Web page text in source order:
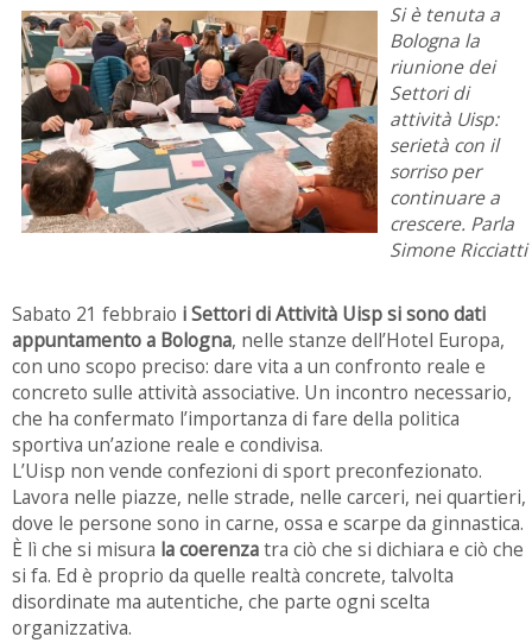
Si è tenuta a
Bologna la
riunione dei
Settori di
attività Uisp:
serietà con il
sorriso per
continuare a
crescere. Parla
Simone Ricciatti
Sabato 21 febbraio i Settori di Attività Uisp si sono dati
appuntamento a Bologna, nelle stanze dell’Hotel Europa,
con uno scopo preciso: dare vita a un confronto reale e
concreto sulle attività associative. Un incontro necessario,
che ha confermato l’importanza di fare della politica
sportiva un’azione reale e condivisa.
L’Uisp non vende confezioni di sport preconfezionato.
Lavora nelle piazze, nelle strade, nelle carceri, nei quartieri,
dove le persone sono in carne, ossa e scarpe da ginnastica.
È lì che si misura la coerenzatra ciò che si dichiara e ciò che
si fa. Ed è proprio da quelle realtà concrete, talvolta
disordinate ma autentiche, che parte ogni scelta
organizzativa.